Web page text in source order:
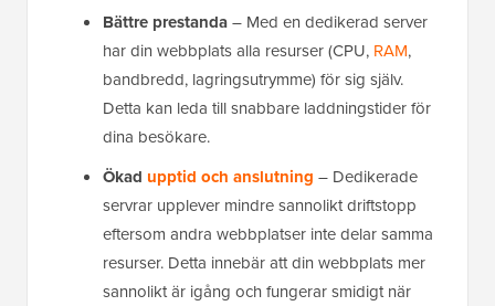
Bättre prestanda– Med en dedikerad server
har din webbplats alla resurser (CPU, RAM,
bandbredd, lagringsutrymme) för sig själv.
Detta kan leda till snabbare laddningstider för
dina besökare.
Ökad upptid och anslutning – Dedikerade
servrar upplever mindre sannolikt driftstopp
eftersom andra webbplatser inte delar samma
resurser. Detta innebär att din webbplats mer
sannolikt är igång och fungerar smidigt när